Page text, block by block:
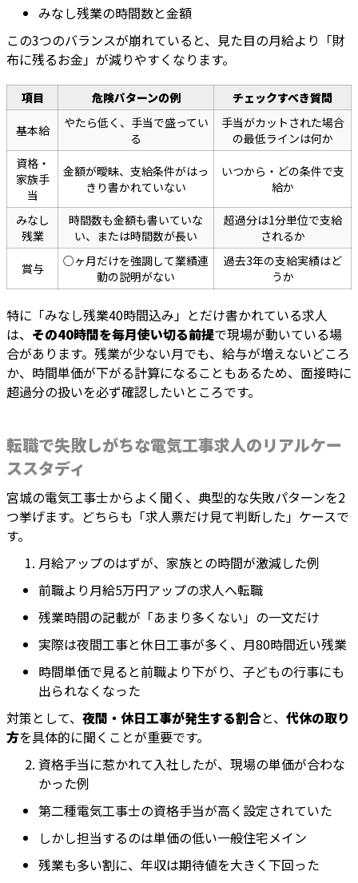
みなし残業の時間数と金額
この3つのバランスが崩れていると、見た目の月給より「財
布に残るお金」が減りやすくなります。
項目 危険パターンの例 チェックすべき質問
基本給
やたら低く、手当で盛ってい
る
手当がカットされた場合
の最低ラインは何か
資格・
家族手
当
金額が曖昧、支給条件がはっ
きり書かれていない
いつから・どの条件で支
給か
みなし
残業
時間数も金額も書いていな
い、または時間数が長い
超過分は1分単位で支給
されるか
賞与
○ヶ月だけを強調して業績連
動の説明がない
過去3年の支給実績はど
うか
特に「みなし残業40時間込み」とだけ書かれている求人
は、 その40時間を毎月使い切る前提で現場が動いている場
合があります。残業が少ない月でも、給与が増えないどころ
か、時間単価が下がる計算になることもあるため、面接時に
超過分の扱いを必ず確認したいところです。
転職で失敗しがちな電気工事求人のリアルケー
ススタディ
宮城の電気工事士からよく聞く、典型的な失敗パターンを2
つ挙げます。どちらも「求人票だけ見て判断した」ケースで
す。
月給アップのはずが、家族との時間が激減した例
前職より月給5万円アップの求人へ転職
残業時間の記載が「あまり多くない」の一文だけ
実際は夜間工事と休日工事が多く、月80時間近い残業
時間単価で見ると前職より下がり、子どもの行事にも
出られなくなった
対策として、 夜間・休日工事が発生する割合と、 代休の取り
方を具体的に聞くことが重要です。
資格手当に惹かれて入社したが、現場の単価が合わな
かった例
第二種電気工事士の資格手当が高く設定されていた
しかし担当するのは単価の低い一般住宅メイン
残業も多い割に、年収は期待値を大きく下回った